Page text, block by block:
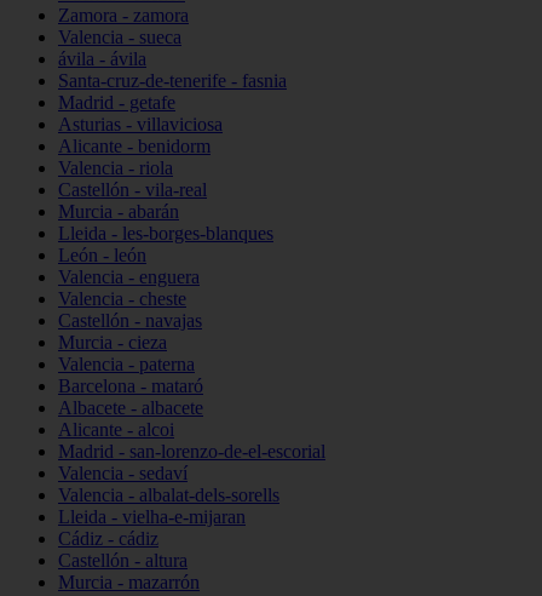
Zamora - zamora
Valencia - sueca
ávila - ávila
Santa-cruz-de-tenerife - fasnia
Madrid - getafe
Asturias - villaviciosa
Alicante - benidorm
Valencia - riola
Castellón - vila-real
Murcia - abarán
Lleida - les-borges-blanques
León - león
Valencia - enguera
Valencia - cheste
Castellón - navajas
Murcia - cieza
Valencia - paterna
Barcelona - mataró
Albacete - albacete
Alicante - alcoi
Madrid - san-lorenzo-de-el-escorial
Valencia - sedaví
Valencia - albalat-dels-sorells
Lleida - vielha-e-mijaran
Cádiz - cádiz
Castellón - altura
Murcia - mazarrón